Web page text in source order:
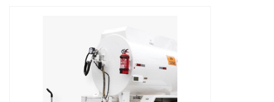
o interesse é por carretinha reboque diesel
comprar, com a Nami Solucoes encontrará
excelente custo-benefício com
pagamento acessível.OUTRAS
INFORMAÇÕES SOBRE CARRETINHA...